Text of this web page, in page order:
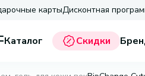
картыДисконтная
Каталог Скидки